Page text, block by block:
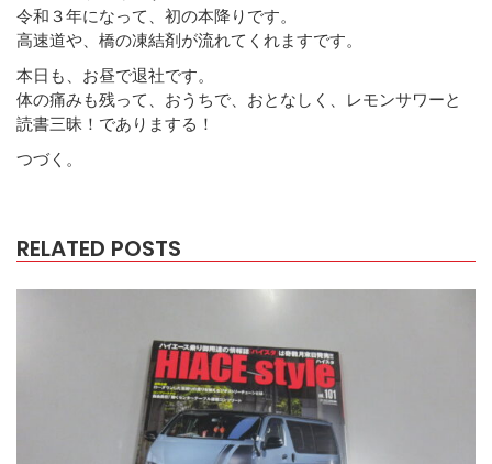
令和３年になって、初の本降りです。
高速道や、橋の凍結剤が流れてくれますです。
本日も、お昼で退社です。
体の痛みも残って、おうちで、おとなしく、レモンサワーと
読書三昧！でありまする！
つづく。
RELATED POSTS